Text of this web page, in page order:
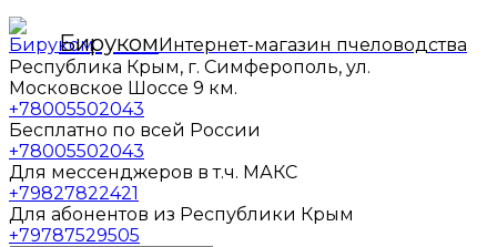
БирукомИнтернет-магазин пчеловодства
Республика Крым, г. Симферополь, ул.
Московское Шоссе 9 км.
+78005502043
Бесплатно по всей России
+78005502043
Для мессенджеров в т.ч. МАКС
+79827822421
Для абонентов из Республики Крым
+79787529505